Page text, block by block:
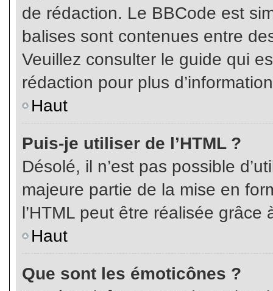
de rédaction. Le BBCode est
balises sont contenues entre
Veuillez consulter le guide qui
rédaction pour plus
Haut
Puis-je utiliser de l’HTML ?
Désolé, il n’est pas possible
majeure partie de la mise en
l’HTML peut être réalisée grâce
Haut
Que sont les émoticônes ?